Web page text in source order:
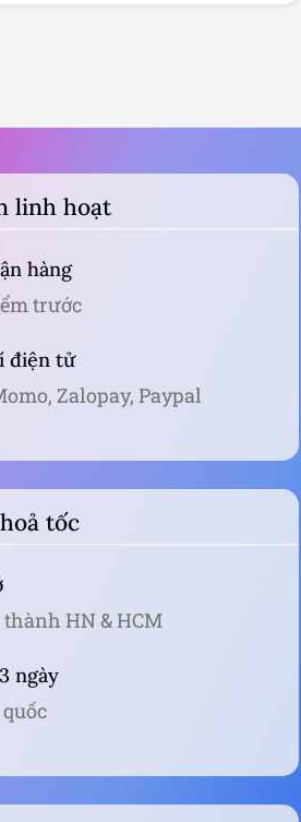
linh hoạt
hàng
trước
điện tử
Zalopay, Paypal
tốc
HN & HCM
ngày